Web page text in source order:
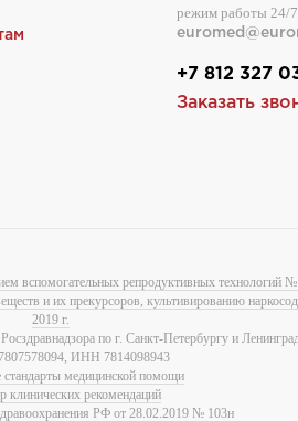
режим работы 24/7
+7 812 327
Заказать
вспомогательных репродуктивных
и их прекурсоров, культивированию
2019 г.
по г. Санкт-Петербургу и
ИНН 7814098943
медицинской помощи
клинических рекомендаций
РФ от 28.02.2019 № 103н